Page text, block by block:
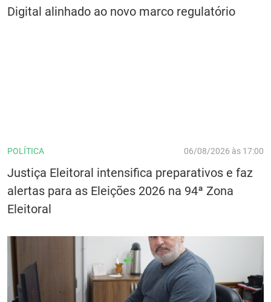
Digital alinhado ao novo marco regulatório
POLÍTICA 06/08/2026 às 17:00
Justiça Eleitoral intensifica preparativos e faz
alertas para as Eleições 2026 na 94ª Zona
Eleitoral